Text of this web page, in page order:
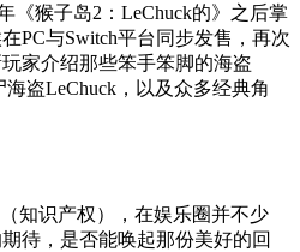
《猴子岛2：LeChuck的》之后掌
PC与Switch平台同步发售，再次
家介绍那些笨手笨脚的海盗
海盗LeChuck，以及众多经典角
知识产权），在娱乐圈并不少
待，是否能唤起那份美好的回